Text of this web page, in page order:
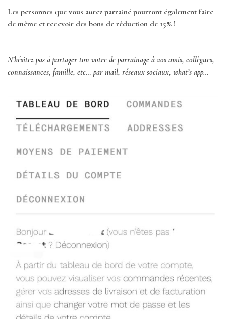
Les personnes que vous aurez parrainé pourront également faire
de même et recevoir des bons de réduction de 15% !
N’hésitez pas à partager ton votre de parrainage à vos amis, collègues,
connaissances, famille, etc… par mail, réseaux sociaux, what’s app…